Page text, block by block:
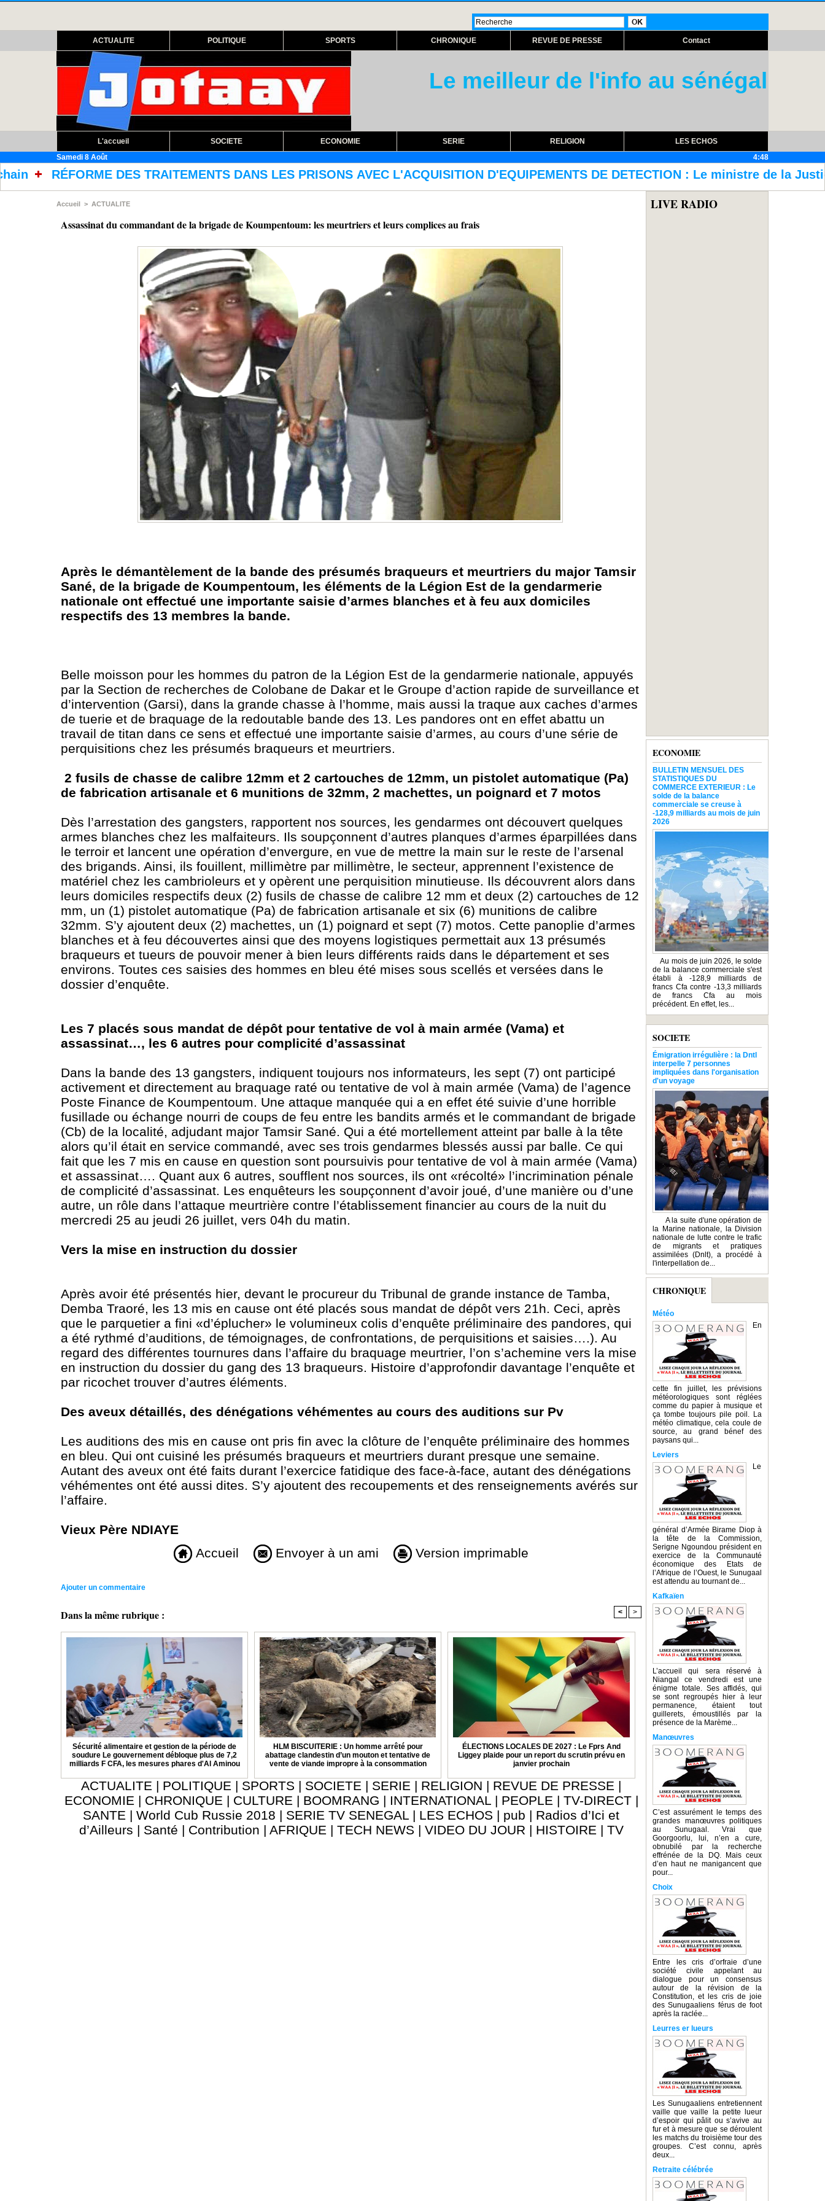
ACTUALITE POLITIQUE SPORTS CHRONIQUE REVUE DE PRESSE Contact
Le meilleur de l'info au sénégal
L'accueil SOCIETE ECONOMIE SERIE RELIGION
LES ECHOS
Samedi 8 Août
4:48
DES TRAITEMENTS DANS LES PRISONS AVEC L'ACQUISITION D'EQUIPEMENTS DE DETECTION : Le ministre de la Justice décrète la fin
Accueil > ACTUALITE
Assassinat du commandant de la brigade de Koumpentoum: les meurtriers et leurs complices au frais
Après le démantèlement de la bande des présumés braqueurs et meurtriers du major Tamsir
Sané, de la brigade de Koumpentoum, les éléments de la Légion Est de la gendarmerie
nationale ont effectué une importante saisie d’armes blanches et à feu aux domiciles
respectifs des 13 membres la bande.
Belle moisson pour les hommes du patron de la Légion Est de la gendarmerie nationale, appuyés
par la Section de recherches de Colobane de Dakar et le Groupe d’action rapide de surveillance et
d’intervention (Garsi), dans la grande chasse à l’homme, mais aussi la traque aux caches d’armes
de tuerie et de braquage de la redoutable bande des 13. Les pandores ont en effet abattu un
travail de titan dans ce sens et effectué une importante saisie d’armes, au cours d’une série de
perquisitions chez les présumés braqueurs et meurtriers.
2 fusils de chasse de calibre 12mm et 2 cartouches de 12mm, un pistolet automatique (Pa)
de fabrication artisanale et 6 munitions de 32mm, 2 machettes, un poignard et 7 motos
Dès l’arrestation des gangsters, rapportent nos sources, les gendarmes ont découvert quelques
armes blanches chez les malfaiteurs. Ils soupçonnent d’autres planques d’armes éparpillées dans
le terroir et lancent une opération d’envergure, en vue de mettre la main sur le reste de l’arsenal
des brigands. Ainsi, ils fouillent, millimètre par millimètre, le secteur, apprennent l’existence de
matériel chez les cambrioleurs et y opèrent une perquisition minutieuse. Ils découvrent alors dans
leurs domiciles respectifs deux (2) fusils de chasse de calibre 12 mm et deux (2) cartouches de 12
mm, un (1) pistolet automatique (Pa) de fabrication artisanale et six (6) munitions de calibre
32mm. S’y ajoutent deux (2) machettes, un (1) poignard et sept (7) motos. Cette panoplie d’armes
blanches et à feu découvertes ainsi que des moyens logistiques permettait aux 13 présumés
braqueurs et tueurs de pouvoir mener à bien leurs différents raids dans le département et ses
environs. Toutes ces saisies des hommes en bleu été mises sous scellés et versées dans le
dossier d’enquête.
Les 7 placés sous mandat de dépôt pour tentative de vol à main armée (Vama) et
assassinat…, les 6 autres pour complicité d’assassinat
Dans la bande des 13 gangsters, indiquent toujours nos informateurs, les sept (7) ont participé
activement et directement au braquage raté ou tentative de vol à main armée (Vama) de l’agence
Poste Finance de Koumpentoum. Une attaque manquée qui a en effet été suivie d’une horrible
fusillade ou échange nourri de coups de feu entre les bandits armés et le commandant de brigade
(Cb) de la localité, adjudant major Tamsir Sané. Qui a été mortellement atteint par balle à la tête
alors qu’il était en service commandé, avec ses trois gendarmes blessés aussi par balle. Ce qui
fait que les 7 mis en cause en question sont poursuivis pour tentative de vol à main armée (Vama)
et assassinat…. Quant aux 6 autres, soufflent nos sources, ils ont «récolté» l’incrimination pénale
de complicité d’assassinat. Les enquêteurs les soupçonnent d’avoir joué, d’une manière ou d’une
autre, un rôle dans l’attaque meurtrière contre l’établissement financier au cours de la nuit du
mercredi 25 au jeudi 26 juillet, vers 04h du matin.
Vers la mise en instruction du dossier
Après avoir été présentés hier, devant le procureur du Tribunal de grande instance de Tamba,
Demba Traoré, les 13 mis en cause ont été placés sous mandat de dépôt vers 21h. Ceci, après
que le parquetier a fini «d’éplucher» le volumineux colis d’enquête préliminaire des pandores, qui
a été rythmé d’auditions, de témoignages, de confrontations, de perquisitions et saisies….). Au
regard des différentes tournures dans l’affaire du braquage meurtrier, l’on s’achemine vers la mise
en instruction du dossier du gang des 13 braqueurs. Histoire d’approfondir davantage l’enquête et
par ricochet trouver d’autres éléments.
Des aveux détaillés, des dénégations véhémentes au cours des auditions sur Pv
Les auditions des mis en cause ont pris fin avec la clôture de l’enquête préliminaire des hommes
en bleu. Qui ont cuisiné les présumés braqueurs et meurtriers durant presque une semaine.
Autant des aveux ont été faits durant l’exercice fatidique des face-à-face, autant des dénégations
véhémentes ont été aussi dites. S’y ajoutent des recoupements et des renseignements avérés sur
l’affaire.
Vieux Père NDIAYE
Accueil
Envoyer à un ami Version imprimable
Ajouter un commentaire
Dans la même rubrique : < >
Sécurité alimentaire et gestion de la période de
soudure Le gouvernement débloque plus de 7,2
milliards F CFA, les mesures phares d'Al Aminou
HLM BISCUITERIE : Un homme arrêté pour
abattage clandestin d’un mouton et tentative de
vente de viande impropre à la consommation
ÉLECTIONS LOCALES DE 2027 : Le Fprs And
Liggey plaide pour un report du scrutin prévu en
janvier prochain
ACTUALITE | POLITIQUE | SPORTS | SOCIETE | SERIE | RELIGION | REVUE DE PRESSE |
ECONOMIE | CHRONIQUE | CULTURE | BOOMRANG | INTERNATIONAL | PEOPLE | TV-DIRECT |
SANTE | World Cub Russie 2018 | SERIE TV SENEGAL | LES ECHOS | pub | Radios d’Ici et
d’Ailleurs | Santé | Contribution | AFRIQUE | TECH NEWS | VIDEO DU JOUR | HISTOIRE | TV
LIVE RADIO
ECONOMIE
BULLETIN MENSUEL DES
STATISTIQUES DU
COMMERCE EXTERIEUR : Le
solde de la balance
commerciale se creuse à
-128,9 milliards au mois de juin
2026
Au mois de juin 2026, le solde
de la balance commerciale s'est
établi à -128,9 milliards de
francs Cfa contre -13,3 milliards
de francs Cfa au mois
précédent. En effet, les...
SOCIETE
Émigration irrégulière : la Dntl
interpelle 7 personnes
impliquées dans l'organisation
d'un voyage
A la suite d'une opération de
la Marine nationale, la Division
nationale de lutte contre le trafic
de migrants et pratiques
assimilées (Dnlt), a procédé à
l'interpellation de...
CHRONIQUE
Météo
En
cette fin juillet, les prévisions
météorologiques sont réglées
comme du papier à musique et
ça tombe toujours pile poil. La
météo climatique, cela coule de
source, au grand bénef des
paysans qui...
Leviers
Le
général d’Armée Birame Diop à
la tête de la Commission,
Serigne Ngoundou président en
exercice de la Communauté
économique des Etats de
l’Afrique de l’Ouest, le Sunugaal
est attendu au tournant de...
Kafkaïen
L’accueil qui sera réservé à
Niangal ce vendredi est une
énigme totale. Ses affidés, qui
se sont regroupés hier à leur
permanence, étaient tout
guillerets, émoustillés par la
présence de la Marème...
Manœuvres
C’est assurément le temps des
grandes manœuvres politiques
au Sunugaal. Vrai que
Goorgoorlu, lui, n’en a cure,
obnubilé par la recherche
effrénée de la DQ. Mais ceux
d’en haut ne manigancent que
pour...
Choix
Entre les cris d’orfraie d’une
société civile appelant au
dialogue pour un consensus
autour de la révision de la
Constitution, et les cris de joie
des Sunugaaliens férus de foot
après la raclée...
Leurres er lueurs
Les Sunugaaliens entretiennent
vaille que vaille la petite lueur
d’espoir qui pâlit ou s’avive au
fur et à mesure que se déroulent
les matchs du troisième tour des
groupes. C’est connu, après
deux...
Retraite célébrée